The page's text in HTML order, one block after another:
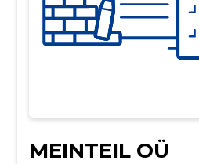
MEINTEIL OÜ